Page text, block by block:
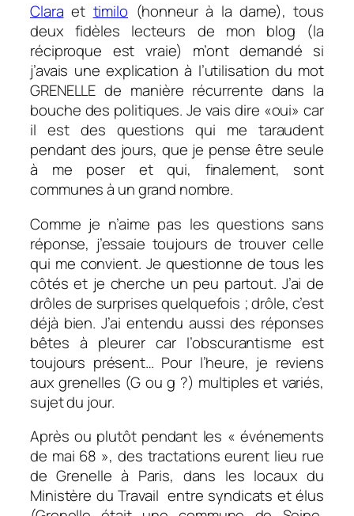
Clara et timilo (honneur à la dame), tous
deux fidèles lecteurs de mon blog (la
réciproque est vraie) m’ont demandé si
j’avais une explication à l’utilisation du mot
GRENELLE de manière récurrente dans la
bouche des politiques. Je vais dire «oui» car
il est des questions qui me taraudent
pendant des jours, que je pense être seule
à me poser et qui, finalement, sont
communes à un grand nombre.
Comme je n’aime pas les questions sans
réponse, j’essaie toujours de trouver celle
qui me convient. Je questionne de tous les
côtés et je cherche un peu partout. J’ai de
drôles de surprises quelquefois ; drôle, c’est
déjà bien. J’ai entendu aussi des réponses
bêtes à pleurer car l’obscurantisme est
toujours présent… Pour l’heure, je reviens
aux grenelles (G ou g ?) multiples et variés,
sujet du jour.
Après ou plutôt pendant les « événements
de mai 68 », des tractations eurent lieu rue
de Grenelle à Paris, dans les locaux du
Ministère du Travail entre syndicats et élus